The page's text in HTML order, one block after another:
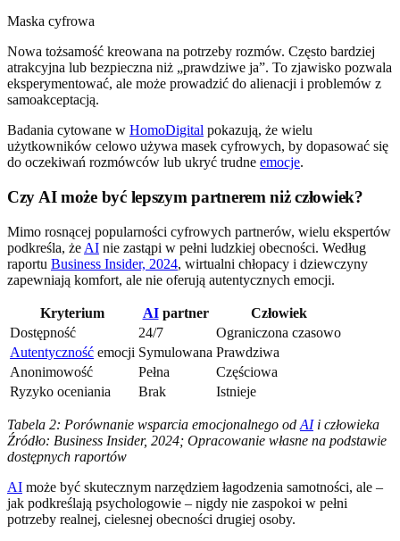
Maska cyfrowa
Nowa tożsamość kreowana na potrzeby rozmów. Często bardziej
atrakcyjna lub bezpieczna niż „prawdziwe ja”. To zjawisko pozwala
eksperymentować, ale może prowadzić do alienacji i problemów z
samoakceptacją.
Badania cytowane w HomoDigital pokazują, że wielu
użytkowników celowo używa masek cyfrowych, by dopasować się
do oczekiwań rozmówców lub ukryć trudne emocje.
Czy AI może być lepszym partnerem niż człowiek?
Mimo rosnącej popularności cyfrowych partnerów, wielu ekspertów
podkreśla, że AI nie zastąpi w pełni ludzkiej obecności. Według
raportu Business Insider, 2024, wirtualni chłopacy i dziewczyny
zapewniają komfort, ale nie oferują autentycznych emocji.
Kryterium AIpartner
Człowiek
Dostępność
24/7
Ograniczona czasowo
Autentyczność emocji Symulowana Prawdziwa
Anonimowość
Pełna
Częściowa
Ryzyko oceniania
Brak Istnieje
Tabela 2: Porównanie wsparcia emocjonalnego od AIi człowieka
Źródło: Business Insider, 2024; Opracowanie własne na podstawie
dostępnych raportów
AI może być skutecznym narzędziem łagodzenia samotności, ale –
jak podkreślają psychologowie – nigdy nie zaspokoi w pełni
potrzeby realnej, cielesnej obecności drugiej osoby.